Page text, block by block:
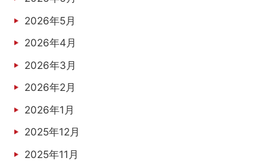
2026年5月
2026年4月
2026年3月
2026年2月
2026年1月
2025年12月
2025年11月